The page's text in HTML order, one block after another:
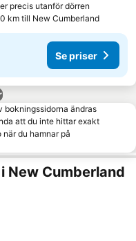
precis utanför dörren
km till New Cumberland
Se priser
bokningssidorna ändras
att du inte hittar exakt
du hamnar på
New Cumberland